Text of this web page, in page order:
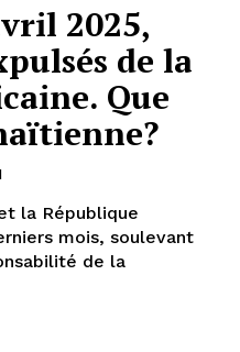
2025,
de la
Que
la République
mois, soulevant
de la